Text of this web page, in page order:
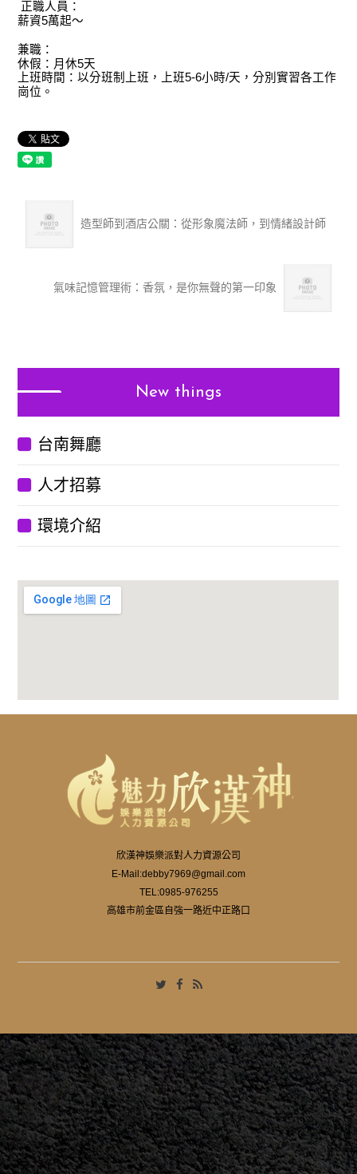
正職人員：
薪資5萬起～
兼職：
休假：月休5天
上班時間：以分班制上班，上班5-6小時/天，分別實習各工作
崗位。
造型師到酒店公關：從形象魔法師，到情緒設計師
氣味記憶管理術：香氛，是你無聲的第一印象
New things
台南舞廳
人才招募
環境介紹
欣漢神娛樂派對人力資源公司
E-Mail:debby7969@gmail.com
TEL:0985-976255
高雄市前金區自強一路近中正路口